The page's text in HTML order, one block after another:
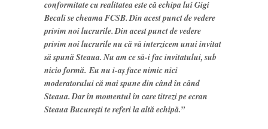
conformitate cu realitatea este că echipa lui Gigi
Becali se cheama FCSB. Din acest punct de vedere
privim noi lucrurile. Din acest punct de vedere
privim noi lucrurile nu că vă interzicem unui invitat
să spună Steaua. Nu am ce să-i fac invitatului, sub
nicio formă. Eu nu i-aș face nimic nici
moderatorului că mai spune din când în când
Steaua. Dar în momentul în care titrezi pe ecran
Steaua București te referi la altă echipă.”